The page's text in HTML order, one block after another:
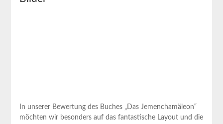
In unserer Bewertung des Buches „Das Jemenchamäleon“
möchten wir besonders auf das fantastische Layout und die